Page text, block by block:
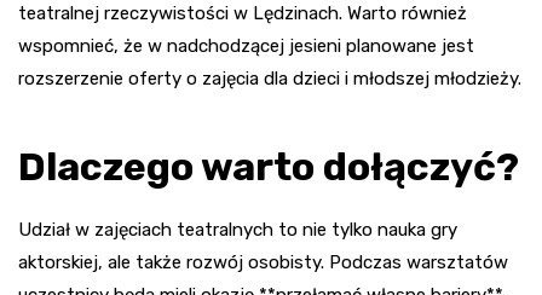
teatralnej rzeczywistości w Lędzinach. Warto również
wspomnieć, że w nadchodzącej jesieni planowane jest
rozszerzenie oferty o zajęcia dla dzieci i młodszej młodzieży.
Dlaczego warto dołączyć?
Udział w zajęciach teatralnych to nie tylko nauka gry
aktorskiej, ale także rozwój osobisty. Podczas warsztatów